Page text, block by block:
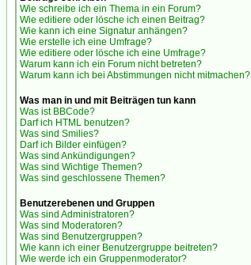
Wie schreibe ich ein Thema in ein Forum?
Wie editiere oder lösche ich einen Beitrag?
Wie kann ich eine Signatur anhängen?
Wie erstelle ich eine Umfrage?
Wie editiere oder lösche ich eine Umfrage?
Warum kann ich ein Forum nicht betreten?
Warum kann ich bei Abstimmungen nicht mitmachen?
Was man in und mit Beiträgen tun kann
Was ist BBCode?
Darf ich HTML benutzen?
Was sind Smilies?
Darf ich Bilder einfügen?
Was sind Ankündigungen?
Was sind Wichtige Themen?
Was sind geschlossene Themen?
Benutzerebenen und Gruppen
Was sind Administratoren?
Was sind Moderatoren?
Was sind Benutzergruppen?
Wie kann ich einer Benutzergruppe beitreten?
Wie werde ich ein Gruppenmoderator?